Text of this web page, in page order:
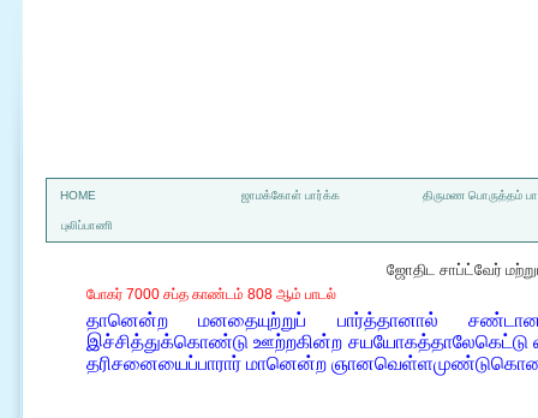
HOME ஜாமக்கோள் பார்க்க திருமண பொருத்தம்
புலிப்பாணி
ஜோதிட சாப்ட்வேர்
போகர் 7000 சப்த காண்டம் 808 ஆம் பாடல்
தானென்ற மனதையுற்றுப் பார்த்தானால்
இச்சித்துக்கொண்டு ஊற்றகின்ற
தரிசனையைப்பாரார் மானென்ற ஞானவெள்ளமுண்டுகொண்டு